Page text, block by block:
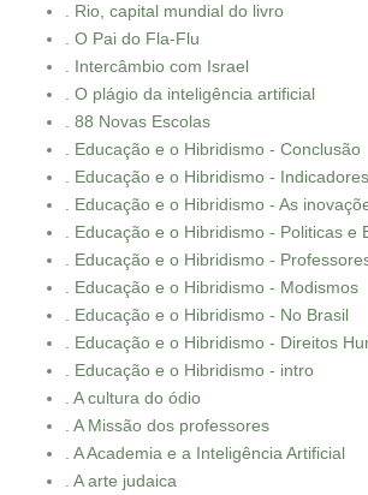
. Rio, capital mundial do livro
. O Pai do Fla-Flu
. Intercâmbio com Israel
. O plágio da inteligência artificial
. 88 Novas Escolas
. Educação e o Hibridismo - Conclusão
. Educação e o Hibridismo -
. Educação e o Hibridismo - As
. Educação e o Hibridismo - Politicas e
. Educação e o Hibridismo -
. Educação e o Hibridismo - Modismos
. Educação e o Hibridismo - No Brasil
. Educação e o Hibridismo - Direitos
. Educação e o Hibridismo - intro
. A cultura do ódio
. A Missão dos professores
. A Academia e a Inteligência Artificial
. A arte judaica